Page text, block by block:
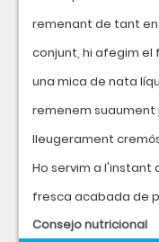
remenant de tant
conjunt, hi afegim
una mica de nata
remenem suaument
lleugerament
Ho servim a
fresca acabada de
Consejo nutricional